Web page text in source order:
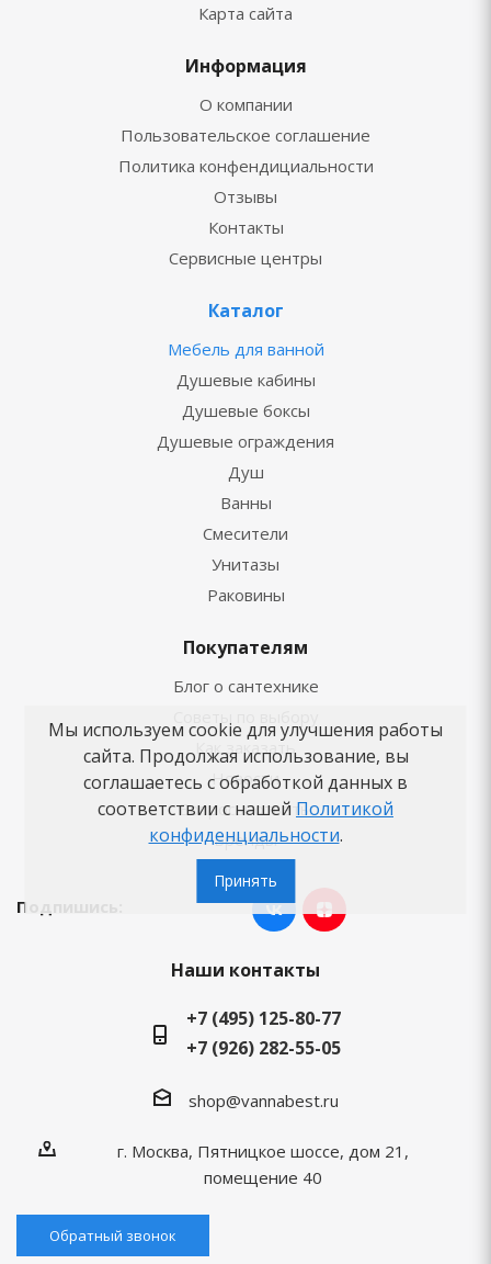
Карта сайта
Информация
О компании
Пользовательское соглашение
Политика конфендициальности
Отзывы
Контакты
Сервисные центры
Каталог
Мебель для ванной
Душевые кабины
Душевые боксы
Душевые ограждения
Душ
Ванны
Смесители
Унитазы
Раковины
Покупателям
Блог о сантехнике
Как заказать
Новости
Вопросы-ответы
Бренды
Подпишись:
Наши контакты
+7 (495) 125-80-77
+7 (926) 282-55-05
shop@vannabest.ru
г. Москва, Пятницкое шоссе, дом 21,
помещение 40
Обратный звонок
Мы используем cookie для улучшения работы
сайта. Продолжая использование, вы
соглашаетесь с обработкой данных в
соответствии с нашей Политикой
конфиденциальности.
Принять